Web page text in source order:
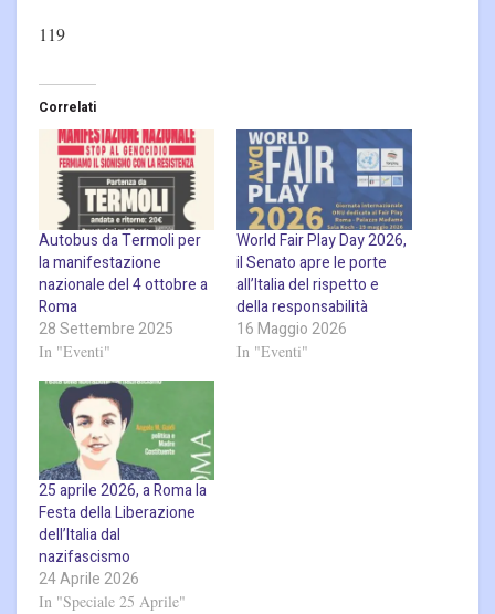
119
Correlati
Autobus da Termoli per
la manifestazione
nazionale del 4 ottobre a
Roma
28 Settembre 2025
In "Eventi"
World Fair Play Day 2026,
il Senato apre le porte
all’Italia del rispetto e
della responsabilità
16 Maggio 2026
In "Eventi"
25 aprile 2026, a Roma la
Festa della Liberazione
dell’Italia dal
nazifascismo
24 Aprile 2026
In "Speciale 25 Aprile"